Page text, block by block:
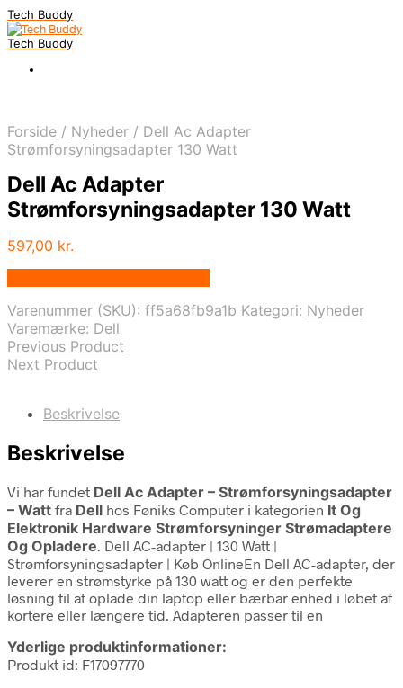
Tech Buddy
Tech Buddy
Forside / Nyheder / Dell Ac Adapter
Strømforsyningsadapter 130 Watt
Dell Ac Adapter
Strømforsyningsadapter 130 Watt
597,00 kr.
Varenummer (SKU): ff5a68fb9a1b Kategori: Nyheder
Varemærke: Dell
Previous Product
Next Product
Beskrivelse
Beskrivelse
Vi har fundet Dell Ac Adapter – Strømforsyningsadapter
– Watt fra Dell hos Føniks Computer i kategorien It Og
Elektronik Hardware Strømforsyninger Strømadaptere
Og Opladere. Dell AC-adapter | 130 Watt |
Strømforsyningsadapter | Køb OnlineEn Dell AC-adapter, der
leverer en strømstyrke på 130 watt og er den perfekte
løsning til at oplade din laptop eller bærbar enhed i løbet af
kortere eller længere tid. Adapteren passer til en
Yderlige produktinformationer:
Produkt id: F17097770